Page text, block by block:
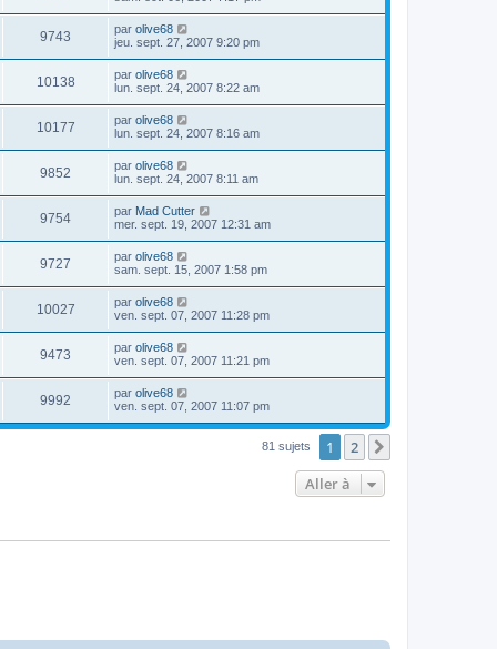
9743 par olive68
jeu. sept. 27, 2007 9:20 pm
10138 par olive68
lun. sept. 24, 2007 8:22 am
10177 par olive68
lun. sept. 24, 2007 8:16 am
9852 par olive68
lun. sept. 24, 2007 8:11 am
9754 par Mad Cutter
mer. sept. 19, 2007 12:31 am
9727 par olive68
sam. sept. 15, 2007 1:58 pm
10027 par olive68
ven. sept. 07, 2007 11:28 pm
9473 par olive68
ven. sept. 07, 2007 11:21 pm
9992 par olive68
ven. sept. 07, 2007 11:07 pm
81 sujets 1 2
Aller à